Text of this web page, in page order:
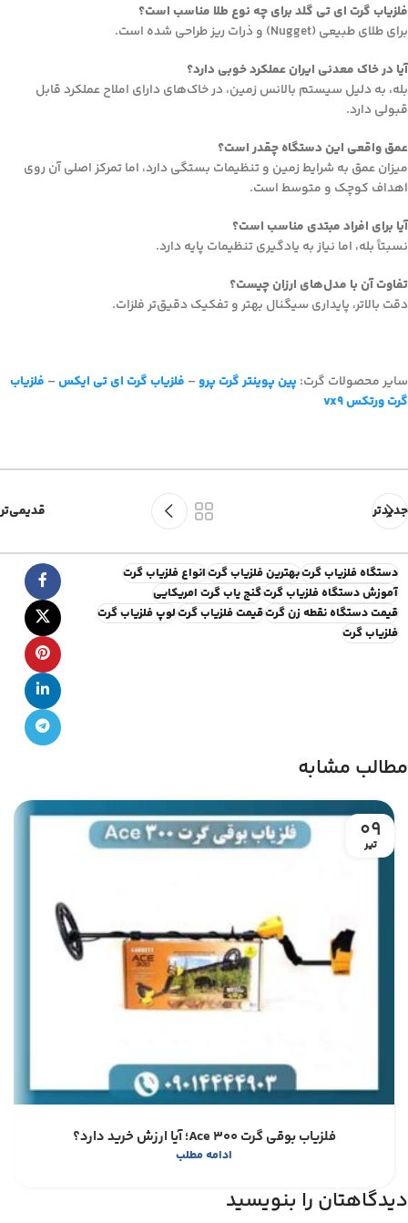
فلزیاب گرت ای تی گلد برای چه نوع طلا مناسب است؟
برای طلای طبیعی (Nugget) و ذرات ریز طراحی شده است.
آیا در خاک معدنی ایران عملکرد خوبی دارد؟
بله، به دلیل سیستم بالانس زمین، در خاک‌های دارای املاح عملکرد قابل
قبولی دارد.
عمق واقعی این دستگاه چقدر است؟
میزان عمق به شرایط زمین و تنظیمات بستگی دارد، اما تمرکز اصلی آن روی
اهداف کوچک و متوسط است.
آیا برای افراد مبتدی مناسب است؟
نسبتاً بله، اما نیاز به یادگیری تنظیمات پایه دارد.
تفاوت آن با مدل‌های ارزان چیست؟
دقت بالاتر، پایداری سیگنال بهتر و تفکیک دقیق‌تر فلزات.
سایر محصولات گرت: پین پوینتر گرت پرو– فلزیاب گرت ای تی ایکس– فلزیاب
گرت ورتکس vx9
جدیدتر قدیمی‌تر
دستگاه فلزیاب گرتبهترین فلزیاب گرتانواع فلزیاب گرت
آموزش دستگاه فلزیاب گرتگنج یاب گرت امریکایی
قیمت دستگاه نقطه زن گرتقیمت فلزیاب گرتلوپ فلزیاب گرت
فلزیاب گرت
مطالب مشابه
09
تیر
فلزیاب بوقی گرت Ace 300؛ آیا ارزش خرید دارد؟
ادامه مطلب
دیدگاهتان را بنویسید